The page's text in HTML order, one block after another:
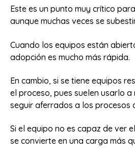
Este es un punto muy crítico
aunque muchas veces se
Cuando los equipos están
adopción es mucho más rápida.
En cambio, si se tiene equipos
el proceso, pues suelen usarlo
seguir aferrados a los procesos
Si el equipo no es capaz de ver
se convierte en una carga más